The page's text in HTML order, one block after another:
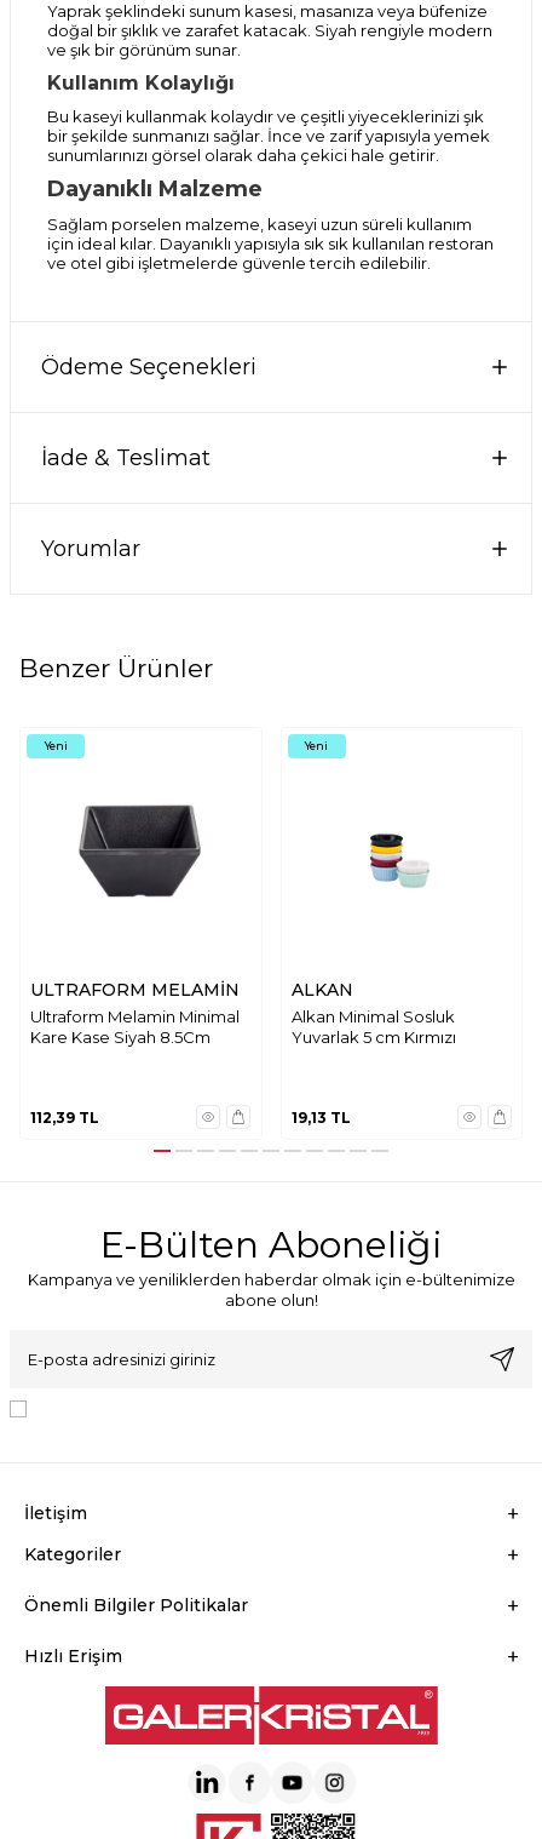
Yaprak şeklindeki sunum kasesi, masanıza veya büfenize
doğal bir şıklık ve zarafet katacak. Siyah rengiyle modern
ve şık bir görünüm sunar.
Kullanım Kolaylığı
Bu kaseyi kullanmak kolaydır ve çeşitli yiyeceklerinizi şık
bir şekilde sunmanızı sağlar. İnce ve zarif yapısıyla yemek
sunumlarınızı görsel olarak daha çekici hale getirir.
Dayanıklı Malzeme
Sağlam porselen malzeme, kaseyi uzun süreli kullanım
için ideal kılar. Dayanıklı yapısıyla sık sık kullanılan restoran
ve otel gibi işletmelerde güvenle tercih edilebilir.
Ödeme Seçenekleri
İade & Teslimat
Yorumlar
Benzer Ürünler
Yeni
ULTRAFORM MELAMİN
Ultraform Melamin Minimal
Kare Kase Siyah 8.5Cm
112,39 TL
Yeni
ALKAN
Alkan Minimal Sosluk
Yuvarlak 5 cm Kırmızı
19,13 TL
E-Bülten Aboneliği
Kampanya ve yeniliklerden haberdar olmak için e-bültenimize
abone olun!
İletişim
Kategoriler
Önemli Bilgiler Politikalar
Hızlı Erişim